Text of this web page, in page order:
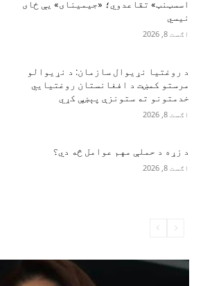
اسسټنټ» تقاعدوي؛ «جیمینای» یې ځای
نیسي
اګست 8, 2026
د روغتیا نړیوال سازمان: د نړیوالو
مرستو کمښت د افغانستان روغتیايي
خدمتونو ته ستونزې پېښې کړي
اګست 8, 2026
د زړه د حملې مهم عوامل څه دي؟
اګست 8, 2026